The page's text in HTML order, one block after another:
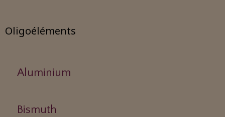
Oligoéléments
Aluminium
Bismuth